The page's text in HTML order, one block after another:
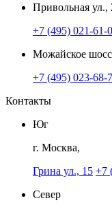
Привольная ул.,
+7 (495) 021-61-
Можайское
+7 (495) 023-68-
Контакты
Юг
г. Москва,
Грина ул., 15 +7
Север